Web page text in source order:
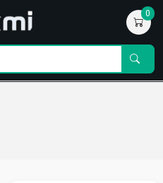
0